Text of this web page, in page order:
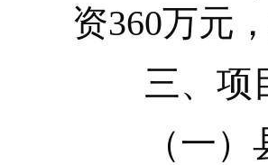
资360万元
三、项目
（一）县